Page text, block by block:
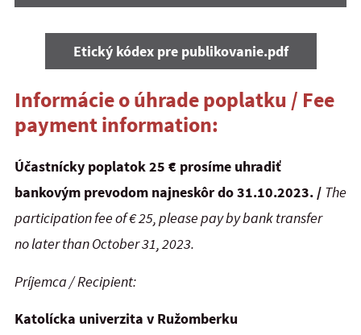
Etický kódex pre publikovanie.pdf
Informácie o úhrade poplatku / Fee
payment information:
Účastnícky poplatok 25 € prosíme uhradiť
bankovým prevodom najneskôr do 31.10.2023. / The
participation fee of € 25, please pay by bank transfer
no later than October 31, 2023.
Príjemca /Recipient:
Katolícka univerzita v Ružomberku